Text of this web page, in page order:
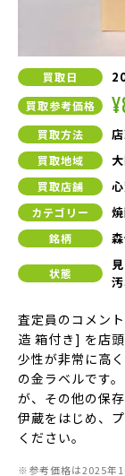
買取日
買取参考価格
買取方法
買取地域
買取店舗
カテゴリー
銘柄
状態
査定員のコメン
造 箱付き] を店
少性が非常に高
の金ラベルです
が、その他の保
伊蔵をはじめ、
ください。
※参考価格は2025年